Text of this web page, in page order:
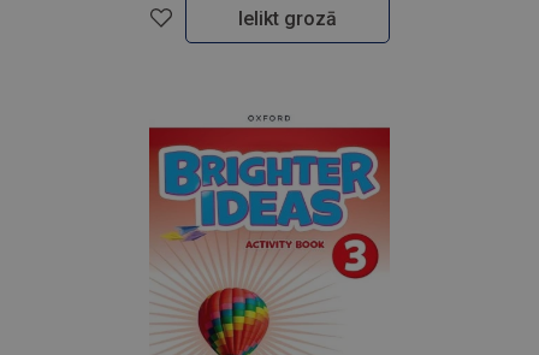
Ielikt grozā